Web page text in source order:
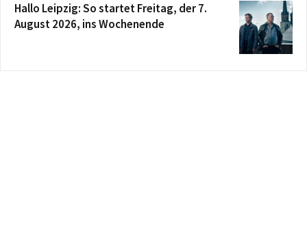
Hallo Leipzig: So startet Freitag, der 7.
August 2026, ins Wochenende